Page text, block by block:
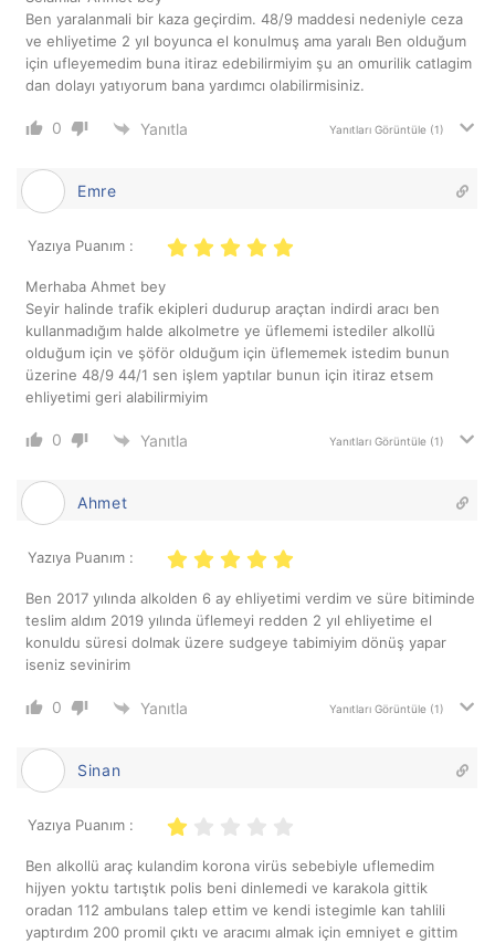
Ben yaralanmali bir kaza geçirdim. 48/9 maddesi nedeniyle ceza
ve ehliyetime 2 yıl boyunca el konulmuş ama yaralı Ben olduğum
için ufleyemedim buna itiraz edebilirmiyim şu an omurilik catlagim
dan dolayı yatıyorum bana yardımcı olabilirmisiniz.
0 Yanıtla Yanıtları Görüntüle (1)
Emre
Yazıya Puanım :
Merhaba Ahmet bey
Seyir halinde trafik ekipleri dudurup araçtan indirdi aracı ben
kullanmadığım halde alkolmetre ye üflememi istediler alkollü
olduğum için ve şöför olduğum için üflememek istedim bunun
üzerine 48/9 44/1 sen işlem yaptılar bunun için itiraz etsem
ehliyetimi geri alabilirmiyim
0 Yanıtla Yanıtları Görüntüle (1)
Ahmet
Yazıya Puanım :
Ben 2017 yılında alkolden 6 ay ehliyetimi verdim ve süre bitiminde
teslim aldım 2019 yılında üflemeyi redden 2 yıl ehliyetime el
konuldu süresi dolmak üzere sudgeye tabimiyim dönüş yapar
iseniz sevinirim
0 Yanıtla Yanıtları Görüntüle (1)
Sinan
Yazıya Puanım :
Ben alkollü araç kulandim korona virüs sebebiyle uflemedim
hijyen yoktu tartıştık polis beni dinlemedi ve karakola gittik
oradan 112 ambulans talep ettim ve kendi istegimle kan tahlili
yaptırdım 200 promil çıktı ve aracımı almak için emniyet e gittim